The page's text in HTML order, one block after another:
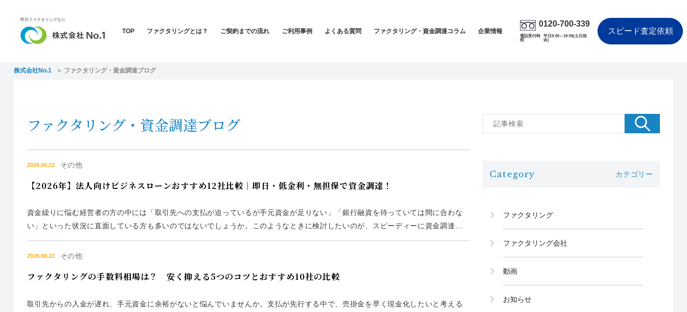
即日ファクタリングなら
TOP ファクタリングとは？ ご契約までの流れ ご利用事例 よくある質問 ファクタリング・資金調達コラム 企業情報
0120-700-339
電話受付時
間
平日9:00～19:00(土日祝
休)
スピード査定依頼
株式会社No.1 ファクタリング・資金調達ブログ
ファクタリング・資金調達ブログ
2026.06.22 その他
【2026年】法人向けビジネスローンおすすめ12社比較｜即日・低金利・無担保で資金調達！
資金繰りに悩む経営者の方の中には「取引先への支払が迫っているが手元資金が足りない」「銀行融資を待っていては間に合わな
い」といった状況に直面している方も多いのではないでしょうか。このようなときに検討したいのが、スピーディーに資金調達が
できるビジネスローンです。無担保で利用できるケースも多く、緊急時の資金確保手段として活用されています。 本記事では、法
人向けビジネスロー...
2026.06.22 その他
ファクタリングの手数料相場は？ 安く抑える5つのコツとおすすめ10社の比較
取引先からの入金が遅れ、手元資金に余裕がないと悩んでいませんか。支払が先行する中で、売掛金を早く現金化したいと考える
Category カテゴリー
ファクタリング
ファクタリング会社
動画
お知らせ